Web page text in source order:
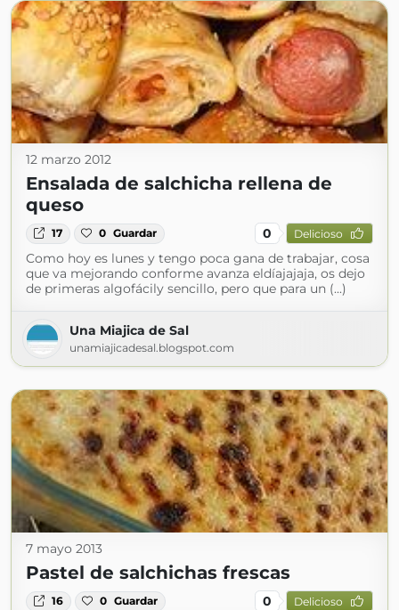
12 marzo 2012
Ensalada de salchicha rellena de
queso
17 0 Guardar 0 Delicioso
Como hoy es lunes y tengo poca gana de trabajar, cosa
que va mejorando conforme avanza eldíajajaja, os dejo
de primeras algofácily sencillo, pero que para un (...)
Una Miajica de Sal
unamiajicadesal.blogspot.com
7 mayo 2013
Pastel de salchichas frescas
16 0 Guardar 0 Delicioso